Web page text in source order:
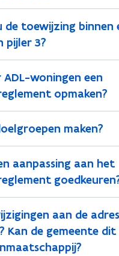
de toewijzing binnen
pijler 3?
woningen een
opmaken?
maken?
aanpassing aan het
aan de
Kan de gemeente